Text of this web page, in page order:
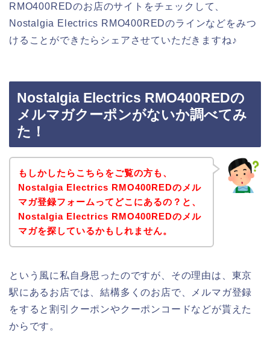
RMO400REDのお店のサイトをチェックして、
Nostalgia Electrics RMO400REDのラインなどをみつ
けることができたらシェアさせていただきますね♪
Nostalgia Electrics RMO400REDの
メルマガクーポンがないか調べてみ
た！
もしかしたらこちらをご覧の方も、
Nostalgia Electrics RMO400REDのメル
マガ登録フォームってどこにあるの？と、
Nostalgia Electrics RMO400REDのメル
マガを探しているかもしれません。
という風に私自身思ったのですが、その理由は、東京
駅にあるお店では、結構多くのお店で、メルマガ登録
をすると割引クーポンやクーポンコードなどが貰えた
からです。